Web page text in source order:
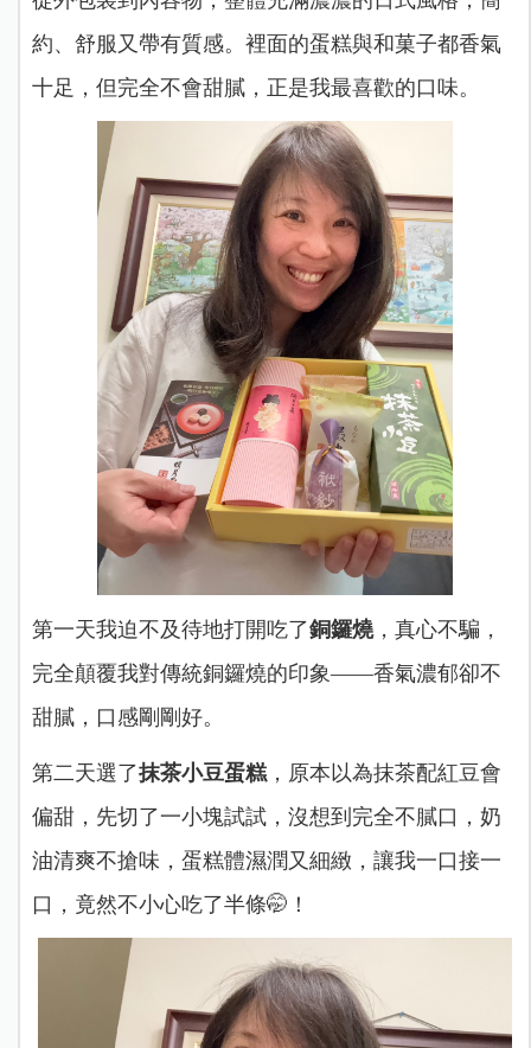
約、舒服又帶有質感。裡面的蛋糕與和菓子都香氣
十足，但完全不會甜膩，正是我最喜歡的口味。
第一天我迫不及待地打開吃了銅鑼燒，真心不騙，
完全顛覆我對傳統銅鑼燒的印象——香氣濃郁卻不
甜膩，口感剛剛好。
第二天選了抹茶小豆蛋糕，原本以為抹茶配紅豆會
偏甜，先切了一小塊試試，沒想到完全不膩口，奶
油清爽不搶味，蛋糕體濕潤又細緻，讓我一口接一
口，竟然不小心吃了半條🤭！